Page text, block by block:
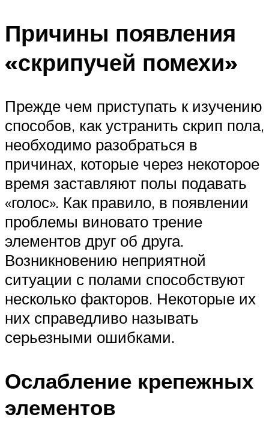
Причины появления
«скрипучей помехи»
Прежде чем приступать к изучению
способов, как устранить скрип пола,
необходимо разобраться в
причинах, которые через некоторое
время заставляют полы подавать
«голос». Как правило, в появлении
проблемы виновато трение
элементов друг об друга.
Возникновению неприятной
ситуации с полами способствуют
несколько факторов. Некоторые их
них справедливо называть
серьезными ошибками.
Ослабление крепежных
элементов